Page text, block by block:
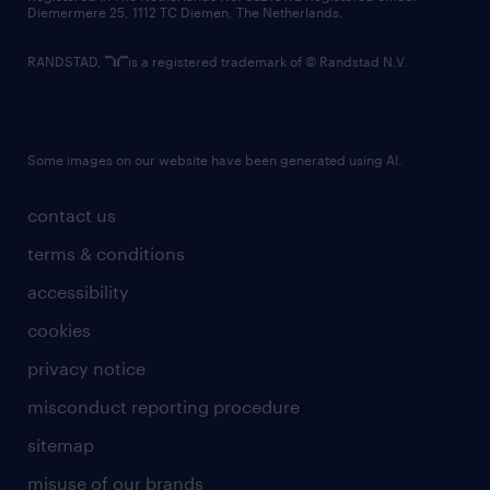
contact us
terms & conditions
accessibility
cookies
privacy notice
misconduct reporting procedure
sitemap
misuse of our brands
Diemermere 25, 1112 TC Diemen, The Netherlands.
RANDSTAD, is a registered trademark of © Randstad N.V.
Some images on our website have been generated using AI.